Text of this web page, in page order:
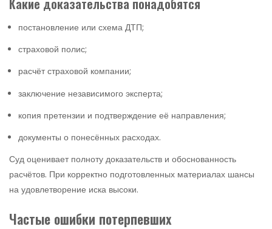
постановление или схема ДТП;
страховой полис;
расчёт страховой компании;
заключение независимого эксперта;
копия претензии и подтверждение её направления;
документы о понесённых расходах.
Суд оценивает полноту доказательств и обоснованность
расчётов. При корректно подготовленных материалах шансы
на удовлетворение иска высоки.
Частые ошибки потерпевших